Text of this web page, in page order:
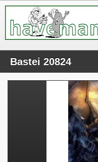
Bastei 20824